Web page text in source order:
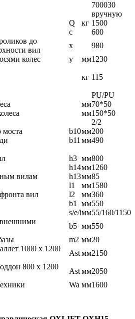
700030
вручную
Q кг 1500
c
600
до
вил
x
980
колес y мм1230
кг 115
PU/PU
мм70*50
мм150*50
2/2
b10мм200
b11 мм490
h3 мм800
h14мм1260
вилам h13мм85
l1 мм1580
вил l2 мм360
b1 мм550
s/e/lмм55/160/1150
b5 мм550
m2 мм20
1000 х 1200
Astмм2150
800 х 1200
Astмм2050
Wa мм1600